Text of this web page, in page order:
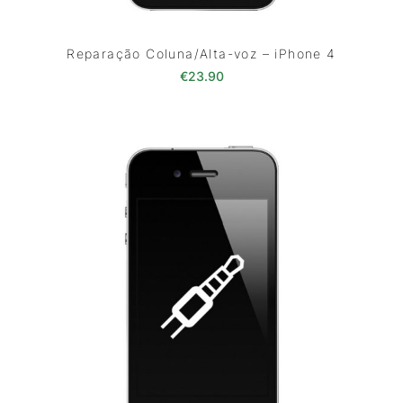
Reparação Coluna/Alta-voz – iPhone 4
€23.90